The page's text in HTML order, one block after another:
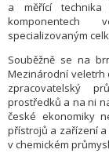
a měřící
komponentech
specializovaným
Souběžně se na
Mezinárodní veletrh
zpracovatelský
prostředků a na ni
české ekonomiky
přístrojů a zařízení
v chemickém